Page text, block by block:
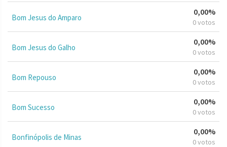
Bom Jesus do Amparo
0,00%
0 votos
Bom Jesus do Galho
0,00%
0 votos
Bom Repouso
0,00%
0 votos
Bom Sucesso
0,00%
0 votos
Bonfinópolis de Minas
0,00%
0 votos